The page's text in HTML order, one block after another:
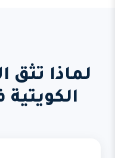
لماذا تثق